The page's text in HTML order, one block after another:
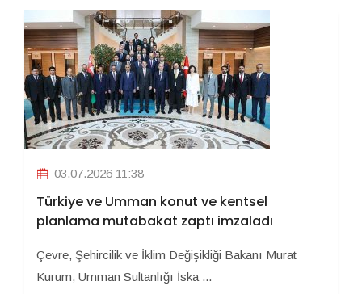
03.07.2026 11:38
Türkiye ve Umman konut ve kentsel
planlama mutabakat zaptı imzaladı
Çevre, Şehircilik ve İklim Değişikliği Bakanı Murat
Kurum, Umman Sultanlığı İska ...